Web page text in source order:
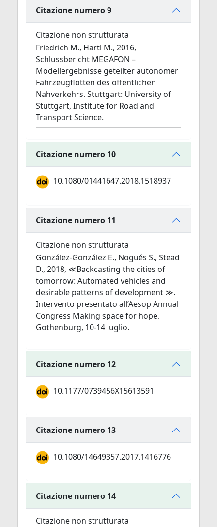
Citazione numero 9
Citazione non strutturata
Friedrich M., Hartl M., 2016,
Schlussbericht MEGAFON –
Modellergebnisse geteilter autonomer
Fahrzeugflotten des öffentlichen
Nahverkehrs. Stuttgart: University of
Stuttgart, Institute for Road and
Transport Science.
Citazione numero 10
10.1080/01441647.2018.1518937
Citazione numero 11
Citazione non strutturata
González-González E., Nogués S., Stead
D., 2018, ≪Backcasting the cities of
tomorrow: Automated vehicles and
desirable patterns of development ≫.
Intervento presentato all’Aesop Annual
Congress Making space for hope,
Gothenburg, 10-14 luglio.
Citazione numero 12
10.1177/0739456X15613591
Citazione numero 13
10.1080/14649357.2017.1416776
Citazione numero 14
Citazione non strutturata